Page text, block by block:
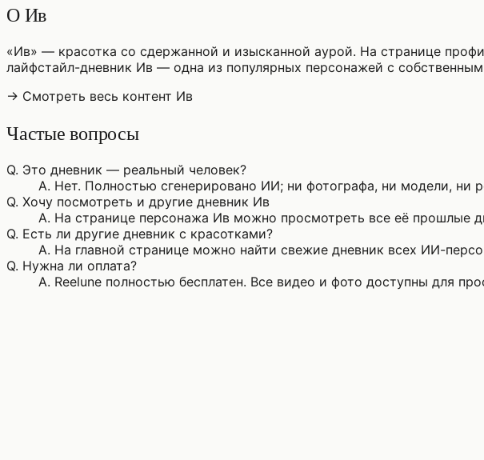
О Ив
«Ив» — красотка со сдержанной и изысканной аурой. На странице
лайфстайл-дневник Ив — одна из популярных персонажей с
→ Смотреть весь контент Ив
Частые вопросы
Q. Это дневник — реальный человек?
A. Нет. Полностью сгенерировано ИИ; ни фотографа, ни модели, ни
Q. Хочу посмотреть и другие дневник Ив
A. На странице персонажа Ив можно просмотреть все её прошлые
Q. Есть ли другие дневник с красотками?
A. На главной странице можно найти свежие дневник всех ИИ-
Q. Нужна ли оплата?
A. Reelune полностью бесплатен. Все видео и фото доступны для